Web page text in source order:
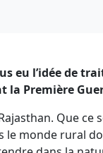
eu l’idée de
la Première
Que ce
monde rural